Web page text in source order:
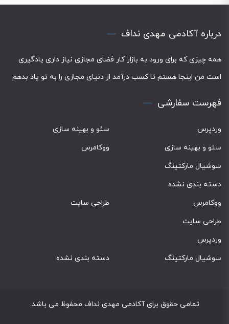
درباره آکادمی مهدی نداف
همه چیزی که برای ورود به بازار کار فضای مجازی نیاز داری یادگیری
است من اینجا هستم تا کسب درآمد از دنیای مجازی را به تو یاد بدهم
فهرست سفارشی
وردپرس
سئو و بهینه سازی
سوشیال مارکتینگ
دسته بندی نشده
سئو و بهینه سازی
ووکامرس
ووکامرس
طراحی سایت
وردپرس
طراحی سایت
سوشیال مارکتینگ دسته بندی نشده
تمامی حقوق برای آکادمی مهدی نداف محفوظ می باشد.